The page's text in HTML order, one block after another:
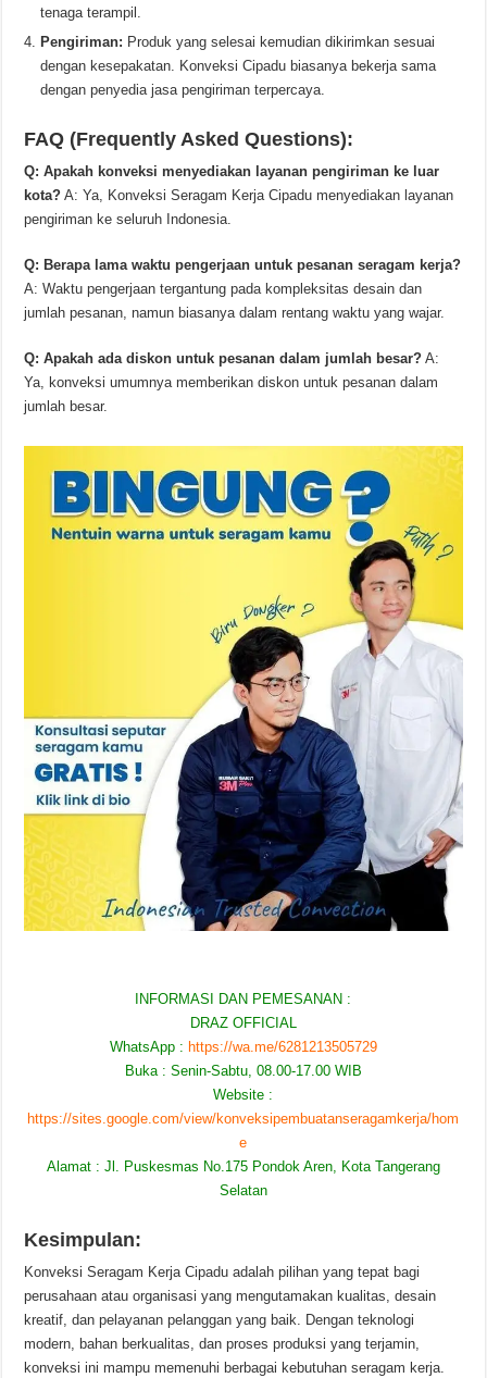
tenaga terampil.
Pengiriman: Produk yang selesai kemudian dikirimkan sesuai
dengan kesepakatan. Konveksi Cipadu biasanya bekerja sama
dengan penyedia jasa pengiriman terpercaya.
FAQ (Frequently Asked Questions):
Q: Apakah konveksi menyediakan layanan pengiriman ke luar
kota? A: Ya, Konveksi Seragam Kerja Cipadu menyediakan layanan
pengiriman ke seluruh Indonesia.
Q: Berapa lama waktu pengerjaan untuk pesanan seragam kerja?
A: Waktu pengerjaan tergantung pada kompleksitas desain dan
jumlah pesanan, namun biasanya dalam rentang waktu yang wajar.
Q: Apakah ada diskon untuk pesanan dalam jumlah besar? A:
Ya, konveksi umumnya memberikan diskon untuk pesanan dalam
jumlah besar.
INFORMASI DAN PEMESANAN :
DRAZ OFFICIAL
WhatsApp : https://wa.me/6281213505729
Buka : Senin-Sabtu, 08.00-17.00 WIB
Website :
https://sites.google.com/view/konveksipembuatanseragamkerja/hom
e
Alamat : Jl. Puskesmas No.175 Pondok Aren, Kota Tangerang
Selatan
Kesimpulan:
Konveksi Seragam Kerja Cipadu adalah pilihan yang tepat bagi
perusahaan atau organisasi yang mengutamakan kualitas, desain
kreatif, dan pelayanan pelanggan yang baik. Dengan teknologi
modern, bahan berkualitas, dan proses produksi yang terjamin,
konveksi ini mampu memenuhi berbagai kebutuhan seragam kerja.